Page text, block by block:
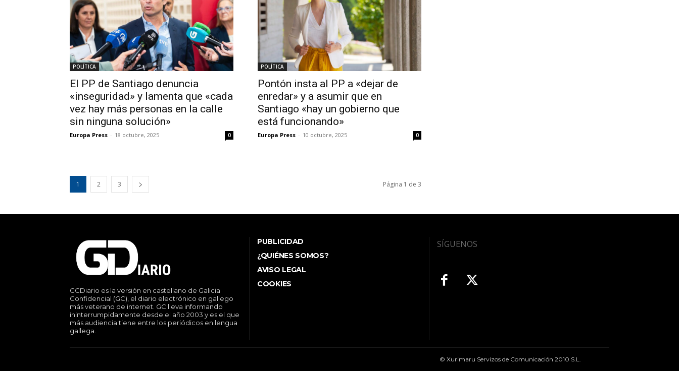
POLÍTICA
El PP de Santiago denuncia
«inseguridad» y lamenta que «cada
vez hay más personas en la calle
sin ninguna solución»
Europa Press - 18 octubre, 2025 0
POLÍTICA
Pontón insta al PP a «dejar de
enredar» y a asumir que en
Santiago «hay un gobierno que
está funcionando»
Europa Press - 10 octubre, 2025 0
1 2 3 Página 1 de 3
GCDiario es la versión en castellano de Galicia
Confidencial (GC), el diario electrónico en gallego
más veterano de internet. GC lleva informando
ininterrumpidamente desde el año 2003 y es el que
más audiencia tiene entre los periódicos en lengua
gallega.
PUBLICIDAD
¿QUIÉNES SOMOS?
AVISO LEGAL
COOKIES
SÍGUENOS
© Xurimaru Servizos de Comunicación 2010 S.L.